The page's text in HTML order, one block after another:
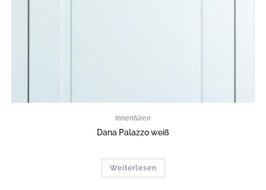
Innentüren
Dana Palazzo weiß
Weiterlesen